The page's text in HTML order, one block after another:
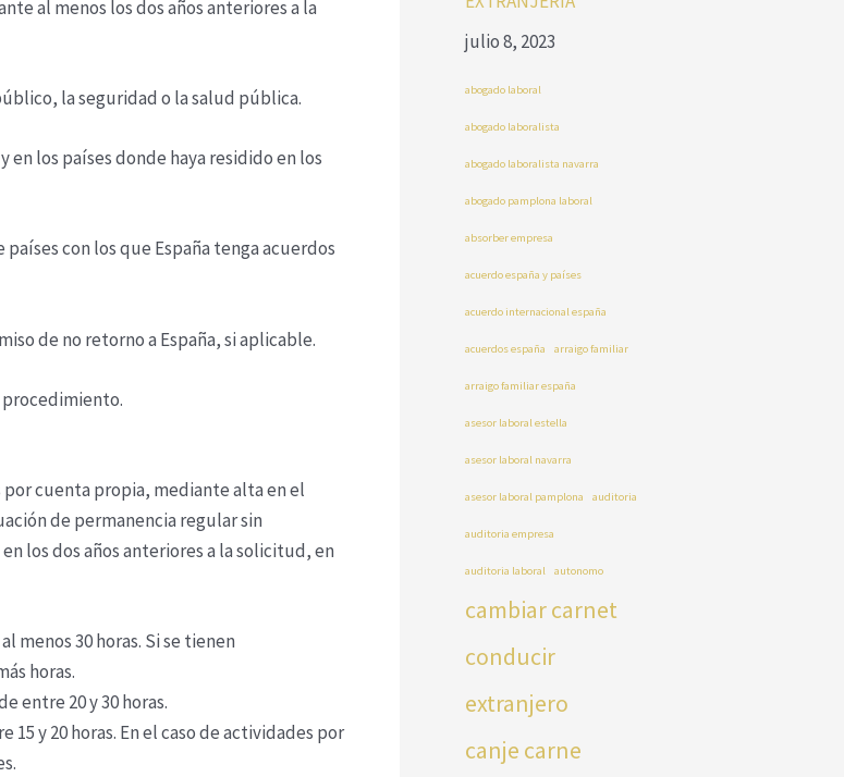
al menos los dos años anteriores a la
la seguridad o la salud pública.
en los países donde haya residido en los
con los que España tenga acuerdos
de no retorno a España, si aplicable.
cuenta propia, mediante alta en el
de permanencia regular sin
los dos años anteriores a la solicitud, en
menos 30 horas. Si se tienen
horas.
entre 20 y 30 horas.
y 20 horas. En el caso de actividades por
julio 8, 2023
abogado laboral
abogado laboralista
abogado laboralista navarra
abogado pamplona laboral
absorber empresa
acuerdo españa y países
acuerdo internacional españa
acuerdos españa arraigo familiar
arraigo familiar españa
asesor laboral estella
asesor laboral navarra
asesor laboral pamplona auditoria
auditoria empresa
auditoria laboral autonomo
cambiar carnet
conducir
extranjero
canje carne